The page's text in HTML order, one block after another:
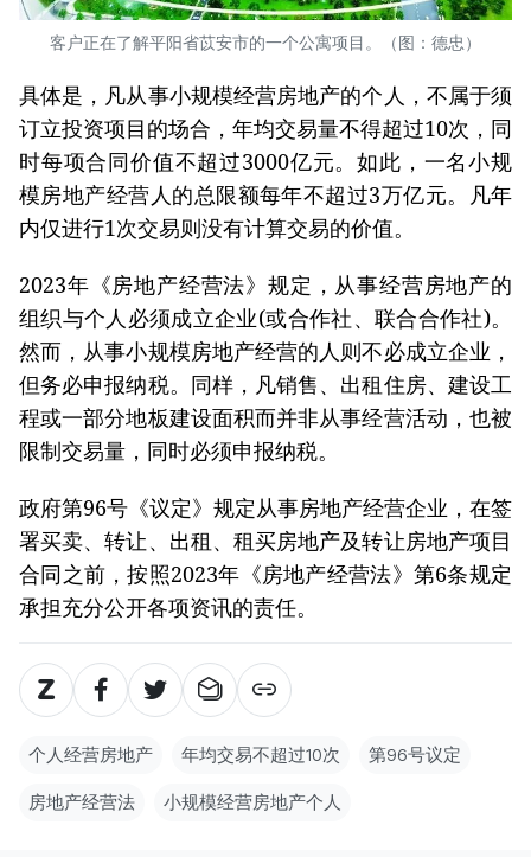
客户正在了解平阳省苡安市的一个公寓项目。（图：德忠）
具体是，凡从事小规模经营房地产的个人，不属于须
订立投资项目的场合，年均交易量不得超过10次，同
时每项合同价值不超过3000亿元。如此，一名小规
模房地产经营人的总限额每年不超过3万亿元。凡年
内仅进行1次交易则没有计算交易的价值。
2023年《房地产经营法》规定，从事经营房地产的
组织与个人必须成立企业(或合作社、联合合作社)。
然而，从事小规模房地产经营的人则不必成立企业，
但务必申报纳税。同样，凡销售、出租住房、建设工
程或一部分地板建设面积而并非从事经营活动，也被
限制交易量，同时必须申报纳税。
政府第96号《议定》规定从事房地产经营企业，在签
署买卖、转让、出租、租买房地产及转让房地产项目
合同之前，按照2023年《房地产经营法》第6条规定
承担充分公开各项资讯的责任。
个人经营房地产 年均交易不超过10次 第96号议定
房地产经营法 小规模经营房地产个人